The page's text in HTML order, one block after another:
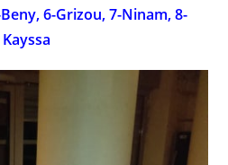
6-Grizou, 7-Ninam, 8-
Kayssa